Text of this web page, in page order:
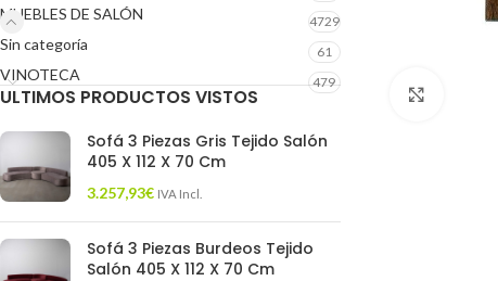
MUEBLES DE SALÓN 4729
Sin categoría 61
VINOTECA 479
ULTIMOS PRODUCTOS VISTOS
Sofá 3 Piezas Gris Tejido Salón
405 X 112 X 70 Cm
3.257,93€ IVA Incl.
Sofá 3 Piezas Burdeos Tejido
Salón 405 X 112 X 70 Cm